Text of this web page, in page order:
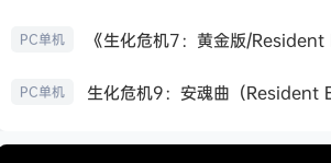
PC单机
PC单机